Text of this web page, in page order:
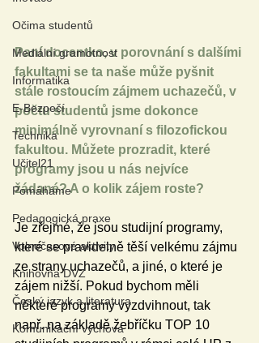
Očima studentů
Mediální gramotnost
Informatika
E-Bezpečí
Technika
Učitel21
Pomáháme
Pedagogická praxe
Volnočasové aktivity
Knihovna DVZ
Český jazyk a literatura
Komunikační výchova
Paní docentko, v porovnání s dalšími
fakultami se ta naše může pyšnit
stále rostoucím zájmem uchazečů, v
počtu studentů jsme dokonce
minimálně vyrovnaní s filozofickou
fakultou. Můžete prozradit, které
programy jsou u nás nejvíce
žádané? A o kolik zájem roste?
Je zřejmé, že jsou studijní programy,
které se pravidelně těší velkému zájmu
ze strany uchazečů, a jiné, o které je
zájem nižší. Pokud bychom měli
některé programy vyzdvihnout, tak
např. na základě žebříčku TOP 10